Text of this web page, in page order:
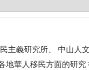
義研究所、 中山人
華人移民方面的研究